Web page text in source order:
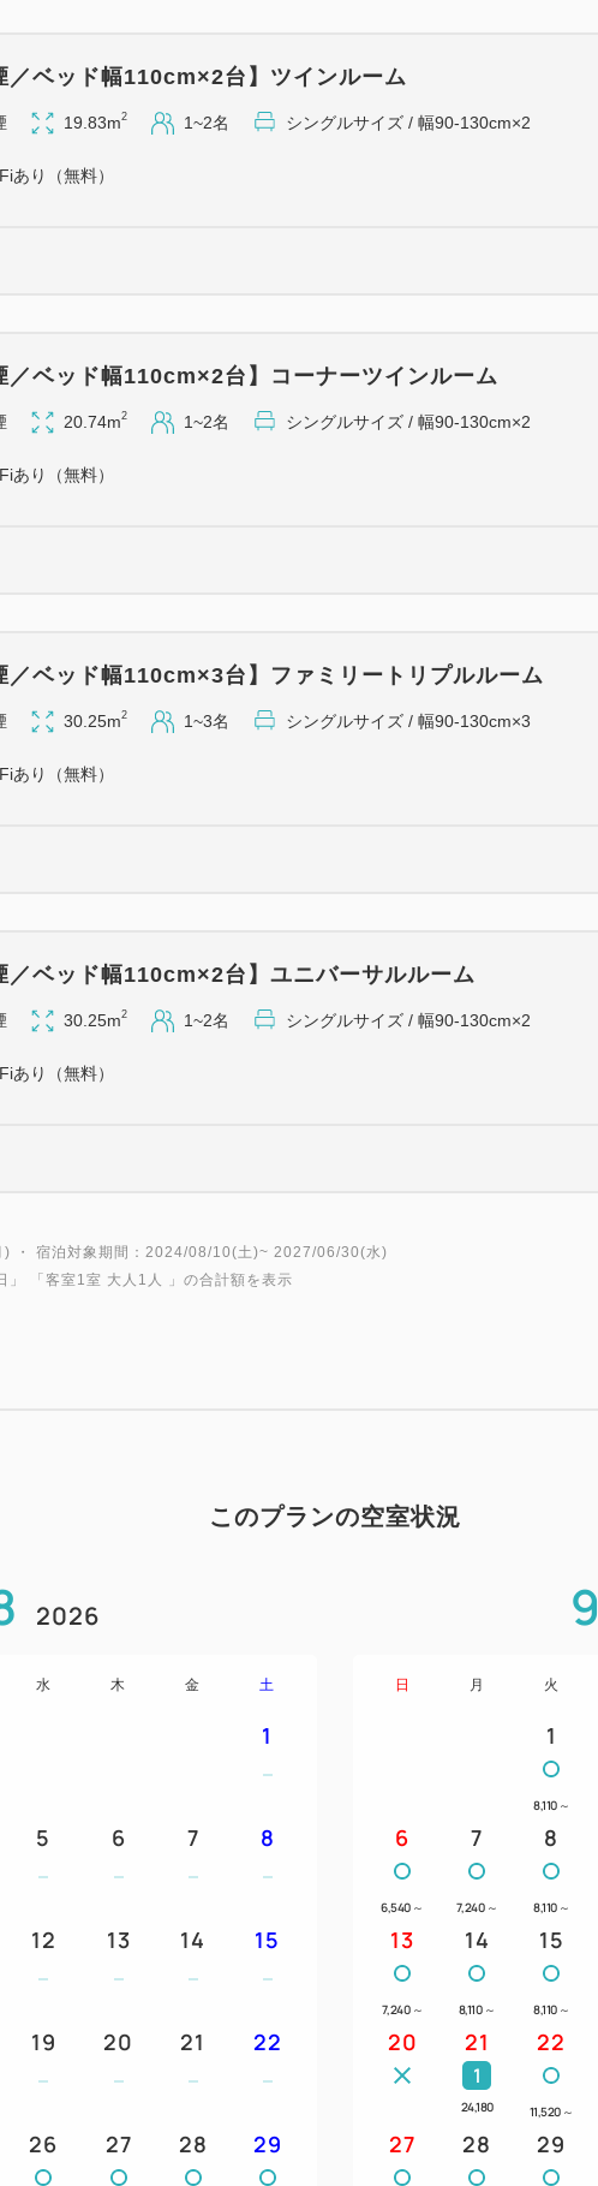
【交通アクセス】
・ＪＲ金沢駅西口より徒歩4分
金沢21世紀美術館…バス15分
ひがし茶屋街…バス10分
／ベッド幅110cm×2台】ツインルーム
19.83m2 1~2名 シングルサイズ / 幅90-130cm×2
あり（無料）
／ベッド幅110cm×2台】コーナーツインルーム
20.74m2 1~2名 シングルサイズ / 幅90-130cm×2
あり（無料）
／ベッド幅110cm×3台】ファミリートリプルルーム
30.25m2 1~3名 シングルサイズ / 幅90-130cm×3
あり（無料）
／ベッド幅110cm×2台】ユニバーサルルーム
30.25m2 1~2名 シングルサイズ / 幅90-130cm×2
あり（無料）
・ 宿泊対象期間：2024/08/10(土)~ 2027/06/30(水)
」 「 客室1室 大人1人
」の合計額を表示
このプランの空室状況
2026
水 木 金 土
1
5 6 7 8
12 13 14 15
19 20 21 22
26 27 28 29
9
日 月 火
1
8,110 ～
6
6,540 ～
7
7,240 ～
8
8,110 ～
13
7,240 ～
14
8,110 ～
15
8,110 ～
20 21
1
24,180
22
11,520 ～
27 28 29